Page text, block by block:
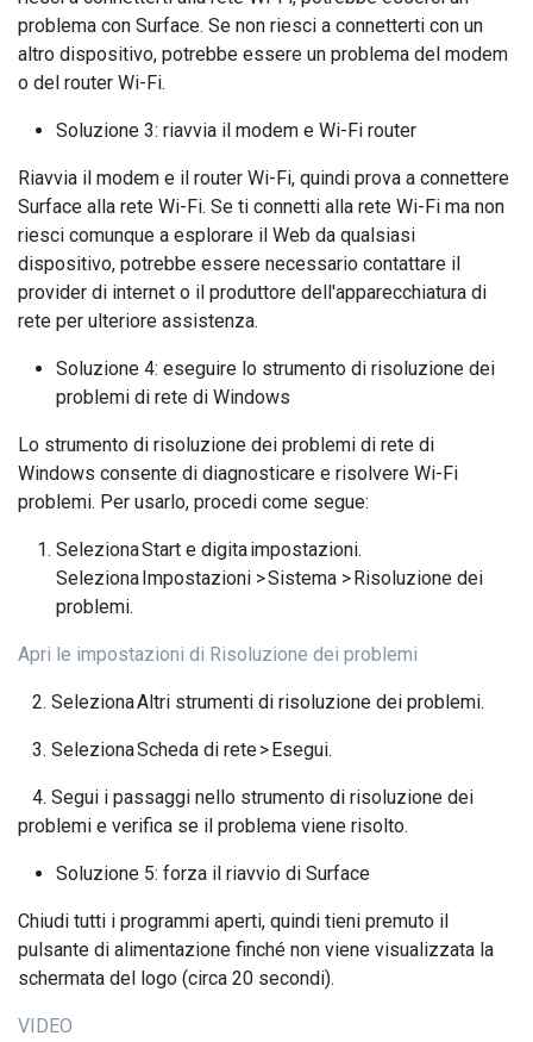
problema con Surface. Se non riesci a connetterti con un
altro dispositivo, potrebbe essere un problema del modem
o del router Wi-Fi.
Soluzione 3: riavvia il modem e Wi-Fi router
Riavvia il modem e il router Wi-Fi, quindi prova a connettere
Surface alla rete Wi-Fi. Se ti connetti alla rete Wi-Fi ma non
riesci comunque a esplorare il Web da qualsiasi
dispositivo, potrebbe essere necessario contattare il
provider di internet o il produttore dell'apparecchiatura di
rete per ulteriore assistenza.
Soluzione 4: eseguire lo strumento di risoluzione dei
problemi di rete di Windows
Lo strumento di risoluzione dei problemi di rete di
Windows consente di diagnosticare e risolvere Wi-Fi
problemi. Per usarlo, procedi come segue:
Seleziona Start e digita impostazioni.
Seleziona Impostazioni > Sistema > Risoluzione dei
problemi.
Apri le impostazioni di Risoluzione dei problemi
2. Seleziona Altri strumenti di risoluzione dei problemi.
3. Seleziona Scheda di rete > Esegui.
4. Segui i passaggi nello strumento di risoluzione dei
problemi e verifica se il problema viene risolto.
Soluzione 5: forza il riavvio di Surface
Chiudi tutti i programmi aperti, quindi tieni premuto il
pulsante di alimentazione finché non viene visualizzata la
schermata del logo (circa 20 secondi).
VIDEO